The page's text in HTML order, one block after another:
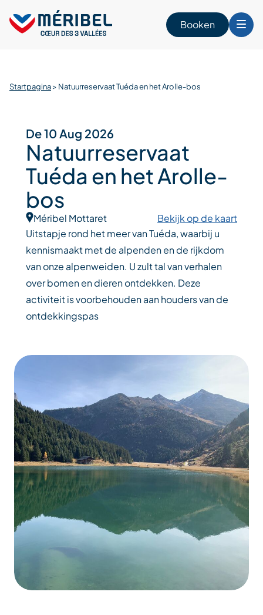
content
Booken
Startpagina> Natuurreservaat Tuéda en het Arolle-bos
De 10 Aug 2026
Natuurreservaat
Tuéda en het Arolle-
bos
Méribel Mottaret
Bekijk op de kaart
Uitstapje rond het meer van Tuéda, waarbij u
kennismaakt met de alpenden en de rijkdom
van onze alpenweiden. U zult tal van verhalen
over bomen en dieren ontdekken. Deze
activiteit is voorbehouden aan houders van de
ontdekkingspas